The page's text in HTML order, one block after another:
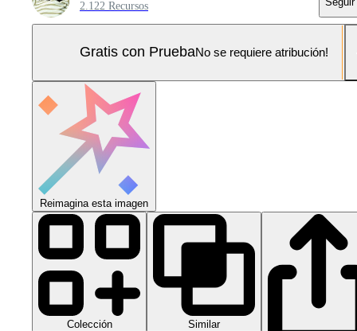
2.122 Recursos
Gratis con PruebaNo se requiere atribución!
Reimagina esta imagen
Colección Similar